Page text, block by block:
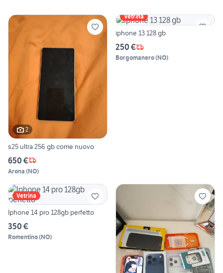
2
s25 ultra 256 gb come nuovo
650 €
Arona (NO)
Vetrina
iphone 13 128 gb
250 €
Borgomanero(NO)
Vetrina
Iphone 14 pro 128gb perfetto
350 €
Romentino(NO)